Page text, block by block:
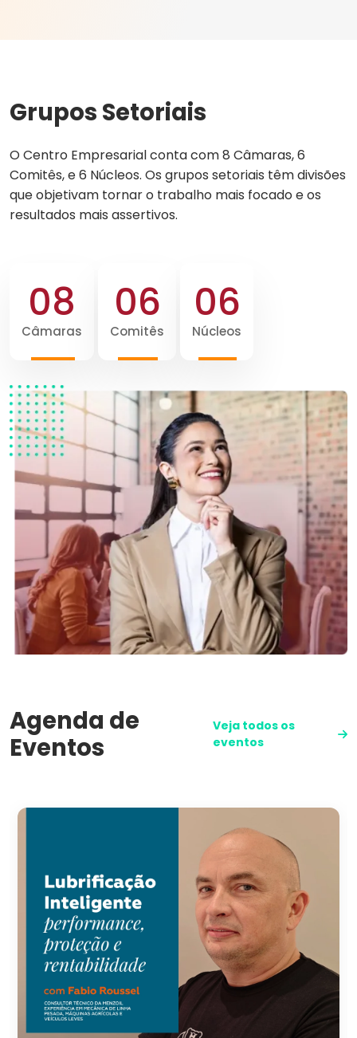
Grupos Setoriais
O Centro Empresarial conta com 8 Câmaras, 6
Comitês, e 6 Núcleos. Os grupos setoriais têm divisões
que objetivam tornar o trabalho mais focado e os
resultados mais assertivos.
08
Câmaras
06
Comitês
06
Núcleos
Agenda de
Eventos
Veja todos os
eventos